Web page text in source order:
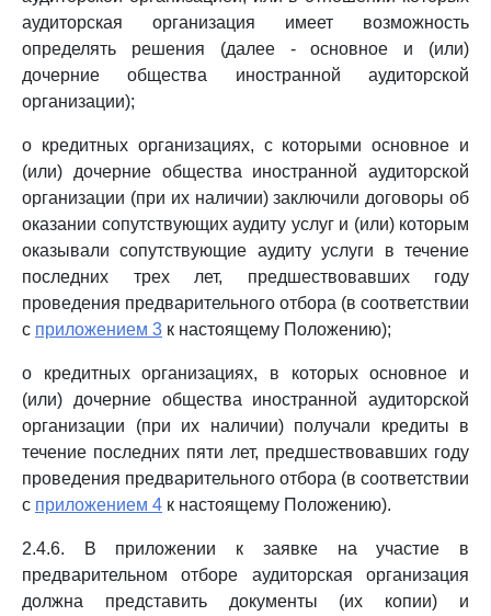
аудиторская организация имеет возможность
определять решения (далее - основное и (или)
дочерние общества иностранной аудиторской
организации);
о кредитных организациях, с которыми основное и
(или) дочерние общества иностранной аудиторской
организации (при их наличии) заключили договоры об
оказании сопутствующих аудиту услуг и (или) которым
оказывали сопутствующие аудиту услуги в течение
последних трех лет, предшествовавших году
проведения предварительного отбора (в соответствии
с приложением 3 к настоящему Положению);
о кредитных организациях, в которых основное и
(или) дочерние общества иностранной аудиторской
организации (при их наличии) получали кредиты в
течение последних пяти лет, предшествовавших году
проведения предварительного отбора (в соответствии
с приложением 4 к настоящему Положению).
2.4.6. В приложении к заявке на участие в
предварительном отборе аудиторская организация
должна представить документы (их копии) и